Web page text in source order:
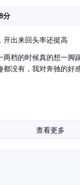
分
开出来回头率还挺高
两档的时候真的想一
没有，我对奔驰的好
查看更多